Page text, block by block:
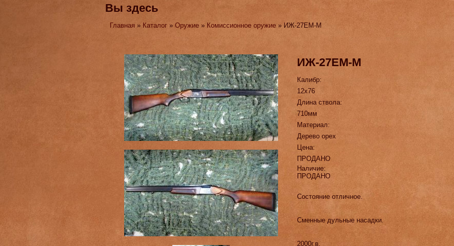
Вы здесь
Главная » Каталог »Оружие » Комиссионное оружие » ИЖ-27ЕМ-М
ИЖ-27ЕМ-М
Калибр:
12х76
Длина ствола:
710мм
Материал:
Дерево орех
Цена:
ПРОДАНО
Наличие:
ПРОДАНО
Состояние отличное.
Сменные дульные насадки.
2000г.в.